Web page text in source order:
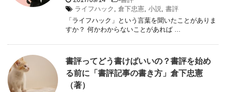
ライフハック , 倉下忠憲, 小説, 書評
「ライフハック」という言葉を聞いたことがありま
すか？ 何かわからないことがあれば ...
書評ってどう書けばいいの？書評を始め
る前に「書評記事の書き方」倉下忠憲
（著）